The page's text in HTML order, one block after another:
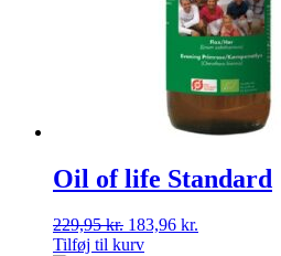
Oil of life Standard
229,95kr. 183,96 kr.
Tilføj til kurv